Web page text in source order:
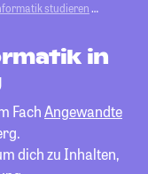
studieren
in
FachAngewandte
dich zu Inhalten,